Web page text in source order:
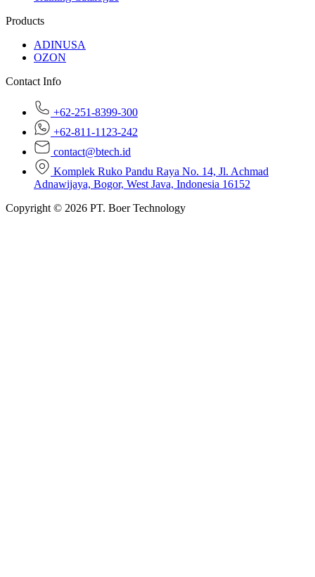
Products
ADINUSA
OZON
Contact Info
+62-251-8399-300
+62-811-1123-242
contact@btech.id
Komplek Ruko Pandu Raya No. 14, Jl. Achmad
Adnawijaya, Bogor, West Java, Indonesia 16152
Copyright © 2026 PT. Boer Technology